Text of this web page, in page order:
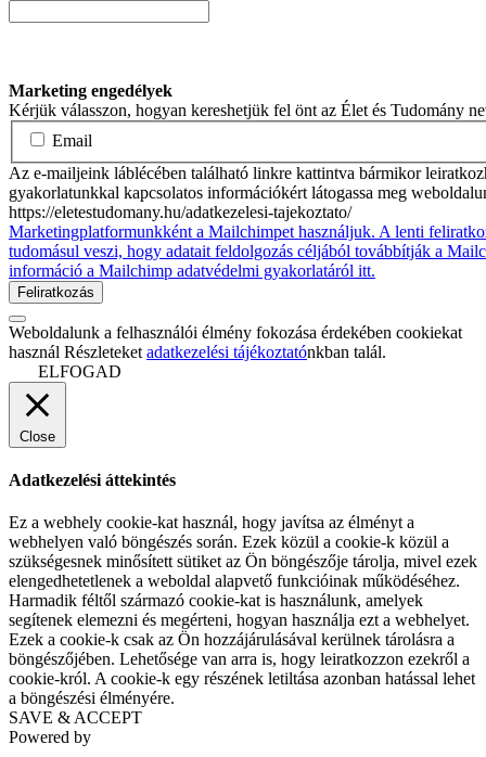
Marketing engedélyek
Kérjük válasszon, hogyan kereshetjük fel önt az Élet és Tudomány
Email
Az e-mailjeink láblécében található linkre kattintva bármikor
gyakorlatunkkal kapcsolatos információkért látogassa meg
https://eletestudomany.hu/adatkezelesi-tajekoztato/
Marketingplatformunkként a Mailchimpet használjuk. A lenti
tudomásul veszi, hogy adatait feldolgozás céljából továbbítják a
információ a Mailchimp adatvédelmi gyakorlatáról itt.
Weboldalunk a felhasználói élmény fokozása érdekében cookiekat
használ Részleteket adatkezelési tájékoztatónkban talál.
ELFOGAD
Close
Adatkezelési áttekintés
Ez a webhely cookie-kat használ, hogy javítsa az élményt a
webhelyen való böngészés során. Ezek közül a cookie-k közül a
szükségesnek minősített sütiket az Ön böngészője tárolja, mivel ezek
elengedhetetlenek a weboldal alapvető funkcióinak működéséhez.
Harmadik féltől származó cookie-kat is használunk, amelyek
segítenek elemezni és megérteni, hogyan használja ezt a webhelyet.
Ezek a cookie-k csak az Ön hozzájárulásával kerülnek tárolásra a
böngészőjében. Lehetősége van arra is, hogy leiratkozzon ezekről a
cookie-król. A cookie-k egy részének letiltása azonban hatással lehet
a böngészési élményére.
SAVE & ACCEPT
Powered by